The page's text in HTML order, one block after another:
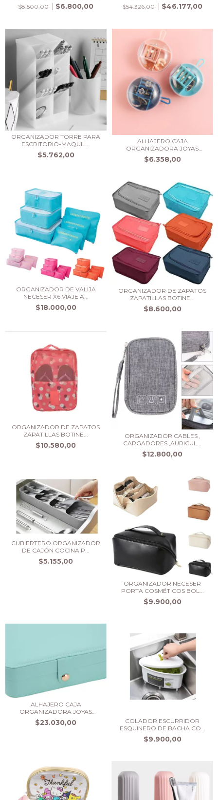
$8.500,00
$6.800,00
$54.326,00
$46.177,00
ORGANIZADOR TORRE PARA
ESCRITORIO-MAQUIL...
$5.762,00
ALHAJERO CAJA
ORGANIZADORA JOYAS
ANILLOS...
$6.358,00
ORGANIZADOR DE VALIJA
NECESER X6 VIAJE A...
$18.000,00
ORGANIZADOR DE ZAPATOS
ZAPATILLAS BOTINE...
$8.600,00
ORGANIZADOR DE ZAPATOS
ZAPATILLAS BOTINE...
$10.580,00
ORGANIZADOR CABLES ,
CARGADORES ,AURICUL...
$12.800,00
CUBIERTERO ORGANIZADOR
DE CAJÓN COCINA P...
$5.155,00
ORGANIZADOR NECESER
PORTA COSMÉTICOS BOL...
$9.900,00
ALHAJERO CAJA
ORGANIZADORA JOYAS
ANILLOS...
$23.030,00
COLADOR ESCURRIDOR
ESQUINERO DE BACHA CO...
$9.900,00